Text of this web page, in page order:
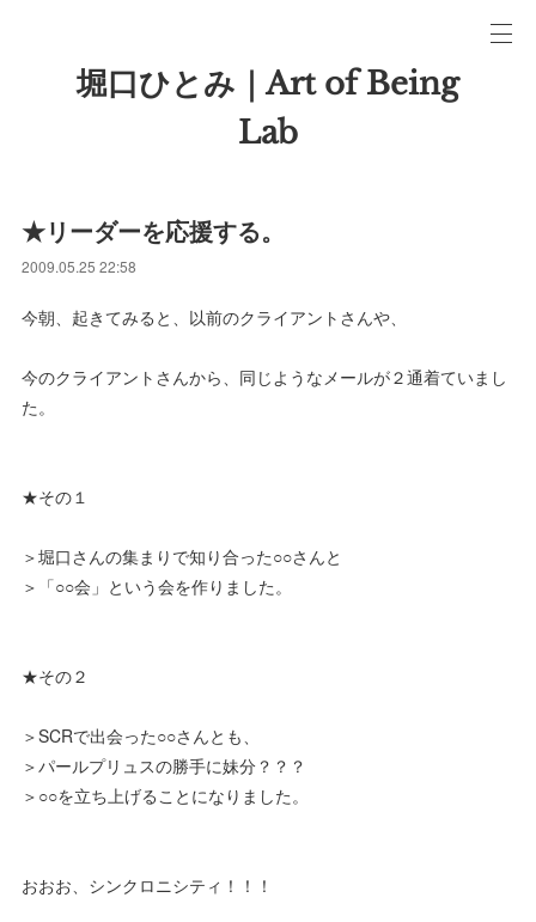
堀口ひとみ｜Art of Being
Lab
★リーダーを応援する。
2009.05.25 22:58
今朝、起きてみると、以前のクライアントさんや、
今のクライアントさんから、同じようなメールが２通着ていまし
た。
★その１
＞堀口さんの集まりで知り合った○○さんと
＞「○○会」という会を作りました。
★その２
＞SCRで出会った○○さんとも、
＞パールプリュスの勝手に妹分？？？
＞○○を立ち上げることになりました。
おおお、シンクロニシティ！！！